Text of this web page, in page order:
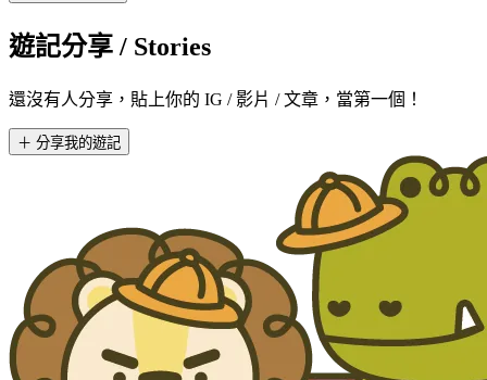
遊記分享 / Stories
還沒有人分享，貼上你的 IG / 影片 / 文章，當第一個！
＋ 分享我的遊記